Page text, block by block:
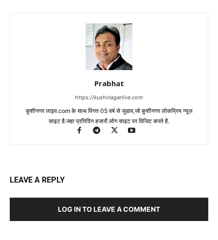
Prabhat
https://kushinagarlive.com
कुशीनगर लाइव.com के साथ विगत 05 वर्ष से जुडाव,जो कुशीनगर लोकप्रिय न्यूज़
साइट है.जहा प्रतिदिन हजारों लोग साइट पर विजिट करते है.
LEAVE A REPLY
LOG IN TO LEAVE A COMMENT